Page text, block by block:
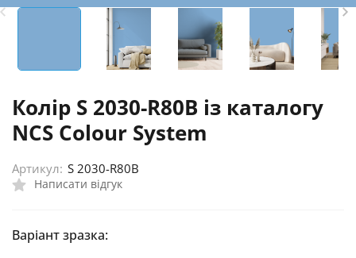
Колір S 2030-R80B із каталогу
NCS Colour System
Написати відгук
Артикул: S 2030-R80B
Варіант зразка: